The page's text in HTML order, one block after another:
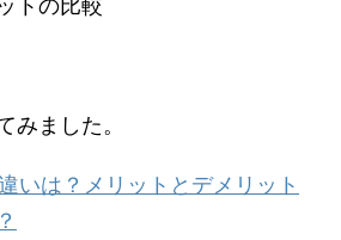
トの比較
みました。
いは？メリットとデメリット